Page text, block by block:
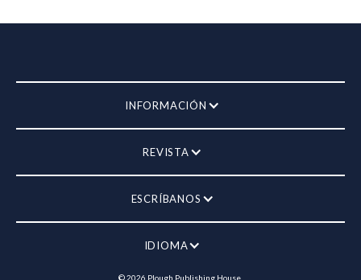
INFORMACIÓN
REVISTA
ESCRÍBANOS
IDIOMA
©2026 Plough Publishing House.